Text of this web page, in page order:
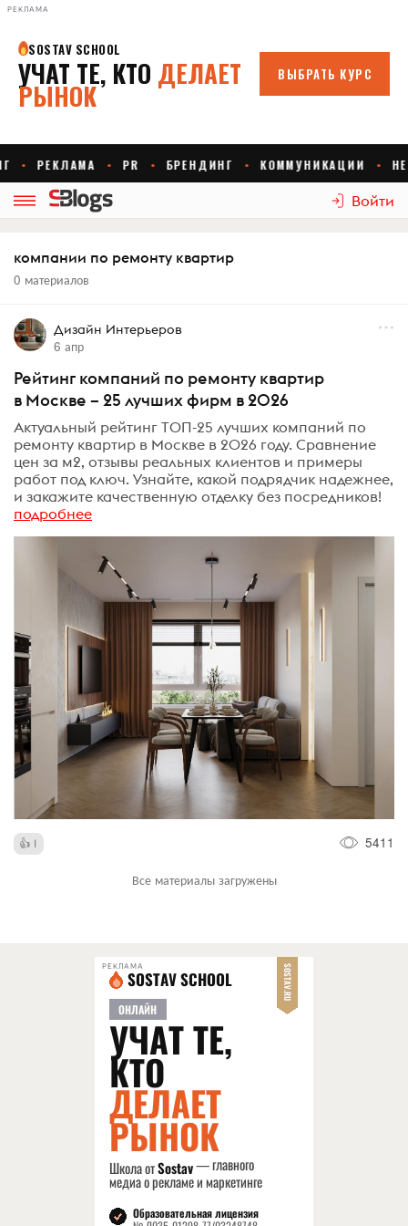
РЕКЛАМА
Войти
компании по ремонту квартир
0 материалов
Дизайн Интерьеров
6 апр
Рейтинг компаний по ремонту квартир
в Москве – 25 лучших фирм в 2026
Актуальный рейтинг ТОП-25 лучших компаний по
ремонту квартир в Москве в 2026 году. Сравнение
цен за м2, отзывы реальных клиентов и примеры
работ под ключ. Узнайте, какой подрядчик надежнее,
и закажите качественную отделку без посредников!
подробнее
1 5411
Все материалы загружены
РЕКЛАМА